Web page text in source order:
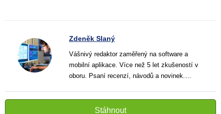
Zdeněk Slaný
Vášnivý redaktor zaměřený na software a
mobilní aplikace. Více než 5 let zkušeností v
oboru. Psaní recenzí, návodů a novinek.
pomáhají čtenářům lépe porozumět a využít
moderní technologie.
Stáhnout